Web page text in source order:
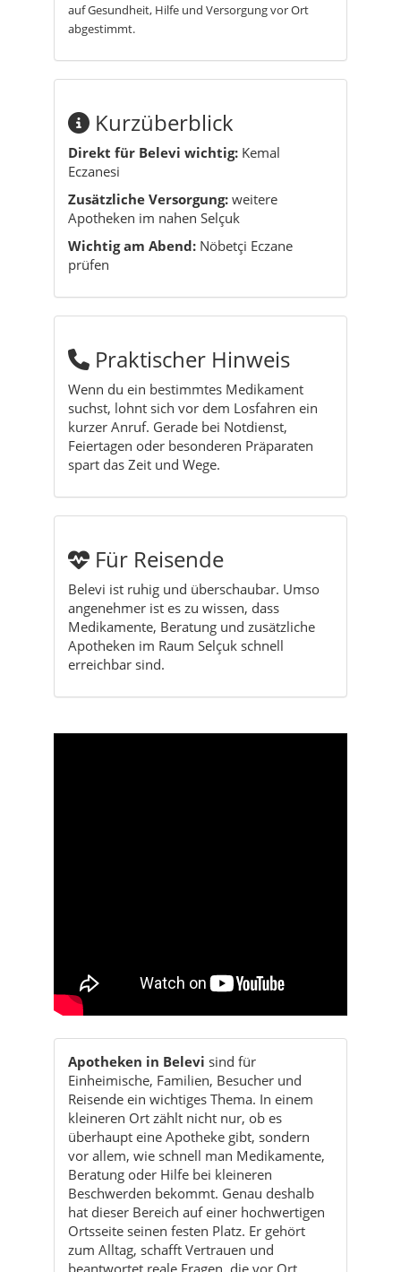
auf Gesundheit, Hilfe und Versorgung vor Ort
abgestimmt.
Kurzüberblick
Direkt für Belevi wichtig: Kemal
Eczanesi
Zusätzliche Versorgung: weitere
Apotheken im nahen Selçuk
Wichtig am Abend: Nöbetçi Eczane
prüfen
Praktischer Hinweis
Wenn du ein bestimmtes Medikament
suchst, lohnt sich vor dem Losfahren ein
kurzer Anruf. Gerade bei Notdienst,
Feiertagen oder besonderen Präparaten
spart das Zeit und Wege.
Für Reisende
Belevi ist ruhig und überschaubar. Umso
angenehmer ist es zu wissen, dass
Medikamente, Beratung und zusätzliche
Apotheken im Raum Selçuk schnell
erreichbar sind.
Apotheken in Belevi sind für
Einheimische, Familien, Besucher und
Reisende ein wichtiges Thema. In einem
kleineren Ort zählt nicht nur, ob es
überhaupt eine Apotheke gibt, sondern
vor allem, wie schnell man Medikamente,
Beratung oder Hilfe bei kleineren
Beschwerden bekommt. Genau deshalb
hat dieser Bereich auf einer hochwertigen
Ortsseite seinen festen Platz. Er gehört
zum Alltag, schafft Vertrauen und
beantwortet reale Fragen, die vor Ort